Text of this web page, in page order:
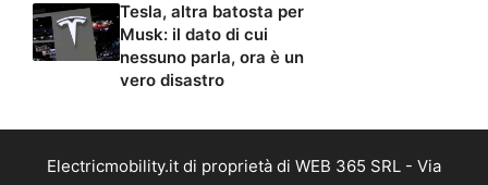
Tesla, altra batosta per
Musk: il dato di cui
nessuno parla, ora è un
vero disastro
Electricmobility.it di proprietà di WEB 365 SRL - Via